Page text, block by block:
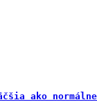
ako normálne